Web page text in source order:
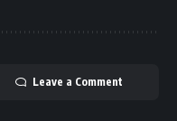
Leave a Comment